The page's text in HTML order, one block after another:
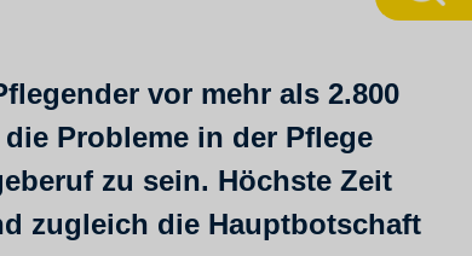
vor mehr als 2.800
Probleme in der Pflege
zu sein. Höchste Zeit
zugleich die Hauptbotschaft